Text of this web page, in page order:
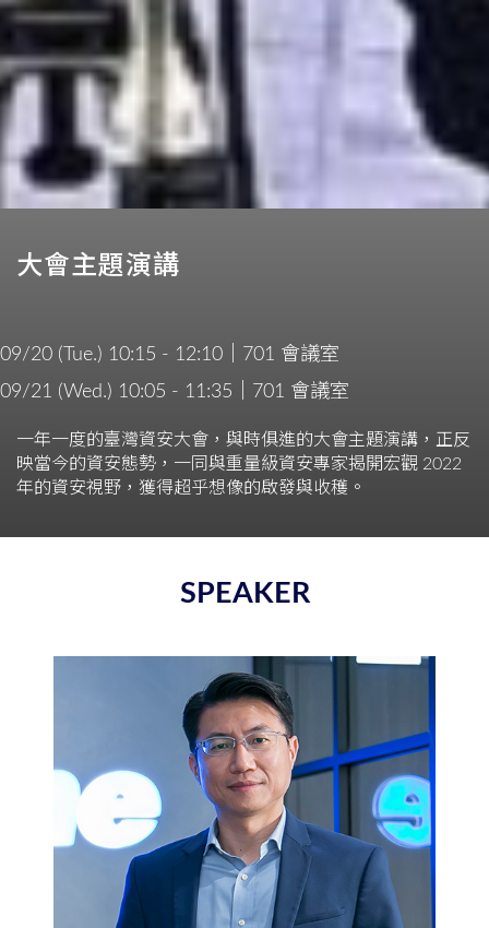
大會主題演講
09/20 (Tue.) 10:15 - 12:10｜701 會議室
09/21 (Wed.) 10:05 - 11:35｜701 會議室
一年一度的臺灣資安大會，與時俱進的大會主題演講，正反
映當今的資安態勢，一同與重量級資安專家揭開宏觀 2022
年的資安視野，獲得超乎想像的啟發與收穫。
SPEAKER